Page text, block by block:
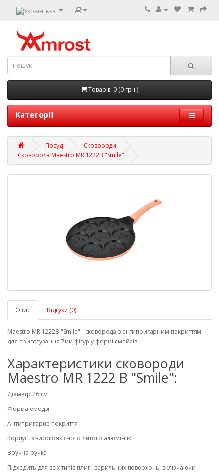
Товарів: 0 (0 грн.)
Категорії
Посуд
Сковороди
Сковорода Maestro MR 1222B "Smile"
Опис Відгуки (0)
Maestro MR 1222B "Smile" - сковорода з антипригарним покриттям
для приготування 7ми фігур у формі смайлів.
Характеристики сковороди
Maestro MR 1222 B "Smile":
Діаметр 26 см
Форма емодзі
Антипригарне покриття
Корпус із високоякісного литого алюмінію
Зручна ручка
Підходить для всіх типів плит і варильних поверхонь, включаючи